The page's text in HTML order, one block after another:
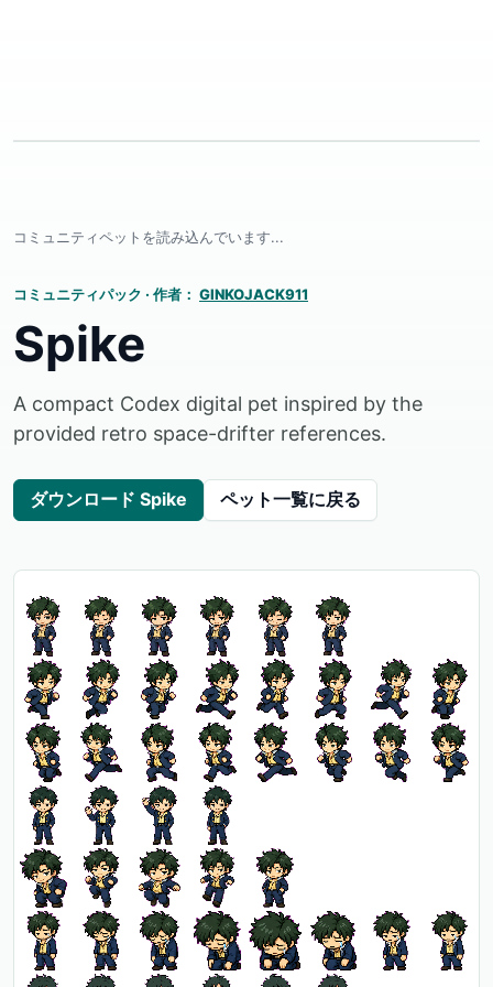
コミュニティペットを読み込んでいます...
コミュニティパック · 作者： GINKOJACK911
Spike
A compact Codex digital pet inspired by the
provided retro space-drifter references.
ダウンロード Spike ペット一覧に戻る